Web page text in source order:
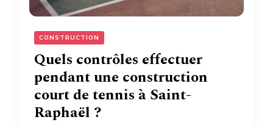
CONSTRUCTION
Quels contrôles effectuer
pendant une construction
court de tennis à Saint-
Raphaël ?